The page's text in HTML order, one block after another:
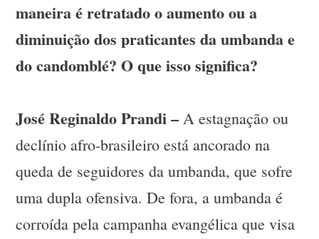
maneira é retratado o aumento ou a
diminuição dos praticantes da umbanda e
do candomblé? O que isso significa?
José Reginaldo Prandi –A estagnação ou
declínio afro-brasileiro está ancorado na
queda de seguidores da umbanda, que sofre
uma dupla ofensiva. De fora, a umbanda é
corroída pela campanha evangélica que visa